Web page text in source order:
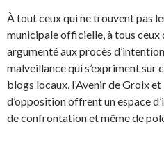
À tout ceux qui ne trouvent pas
municipale officielle, à tous
argumenté aux procès
malveillance qui s’expriment sur
blogs locaux, l’Avenir de Groix
d’opposition offrent un espace
de confrontation et même de